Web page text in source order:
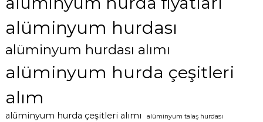
alüminyum hurdası
alüminyum hurdası alımı
alüminyum hurda çeşitleri
alım
alüminyum hurda çeşitleri alımı alüminyum talaş hurdası